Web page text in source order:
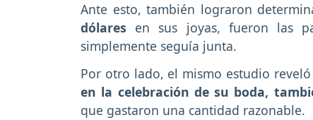
Ante esto, también lograron
dólares en sus joyas, fueron las
simplemente seguía junta.
Por otro lado, el mismo estudio
en la celebración de su boda,
que gastaron una cantidad razonable.